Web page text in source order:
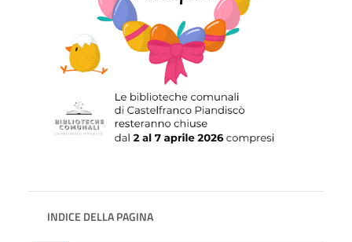
INDICE DELLA PAGINA